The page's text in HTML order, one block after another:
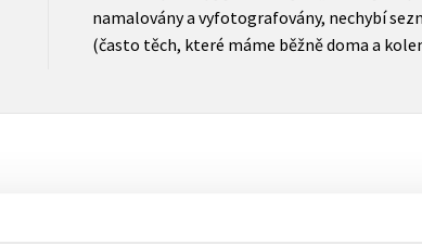
namalovány a vyfotografovány, nechybí
(často těch, které máme běžně doma a